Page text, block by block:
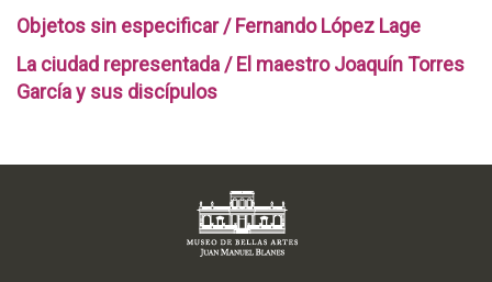
Objetos sin especificar / Fernando López Lage
La ciudad representada / El maestro Joaquín Torres
García y sus discípulos